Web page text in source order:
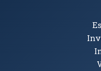
Tópicos